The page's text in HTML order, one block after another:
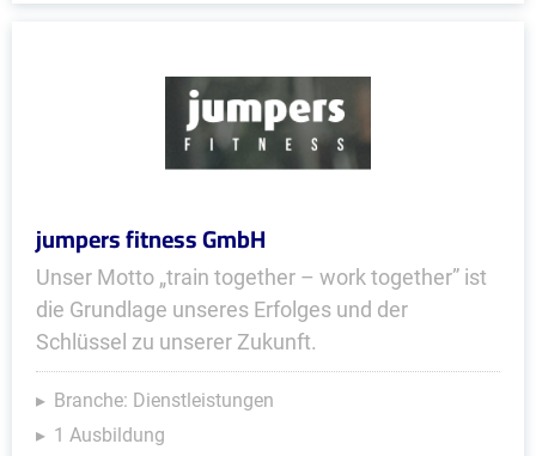
jumpers fitness GmbH
Unser Motto „train together – work together” ist
die Grundlage unseres Erfolges und der
Schlüssel zu unserer Zukunft.
Branche: Dienstleistungen
1 Ausbildung